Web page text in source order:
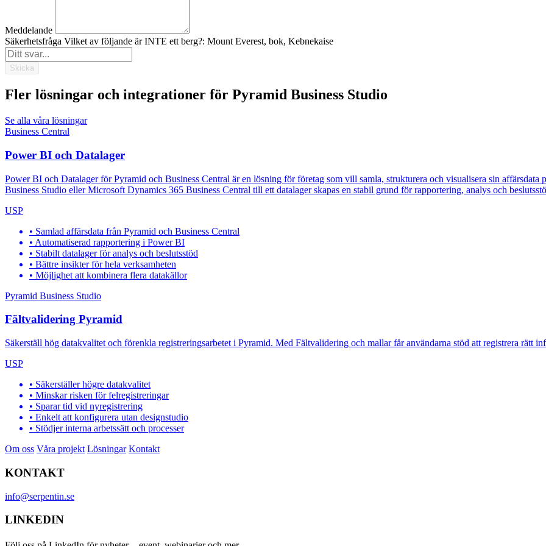
Meddelande
Säkerhetsfråga Vilket av följande är INTE ett berg?: Mount Everest, bok, Kebnekaise
Skicka
Fler lösningar och integrationer för Pyramid Business Studio
Se alla våra lösningar
Business Central
Power BI och Datalager
Power BI och Datalager för Pyramid och Business Central är en lösning för företag som vill samla, strukturera och visualisera sin
Business Studio eller Microsoft Dynamics 365 Business Central till ett datalager skapas en stabil grund för rapportering, analys och
USP
• Samlad affärsdata från Pyramid och Business Central
• Automatiserad rapportering i Power BI
• Stabilt datalager för analys och beslutsstöd
• Bättre insikter för hela verksamheten
• Möjlighet att kombinera flera datakällor
Pyramid Business Studio
Fältvalidering Pyramid
Säkerställ hög datakvalitet och förenkla registreringsarbetet i Pyramid. Med Fältvalidering och mallar får användarna stöd att registrera rätt
USP
• Säkerställer högre datakvalitet
• Minskar risken för felregistreringar
• Sparar tid vid nyregistrering
• Enkelt att konfigurera utan designstudio
• Stödjer interna arbetssätt och processer
Om oss Våra projekt Lösningar Kontakt
KONTAKT
info@serpentin.se
LINKEDIN